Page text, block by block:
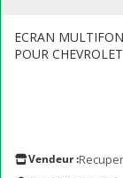
ECRAN
POUR
Vendeur :